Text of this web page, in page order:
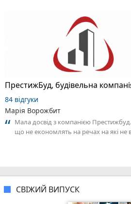
ПрестижБуд, будівельна
84 відгуки
Марія Ворожбит
Мала досвід з компанією
що не економлять на речах на які не
СВІЖИЙ ВИПУСК